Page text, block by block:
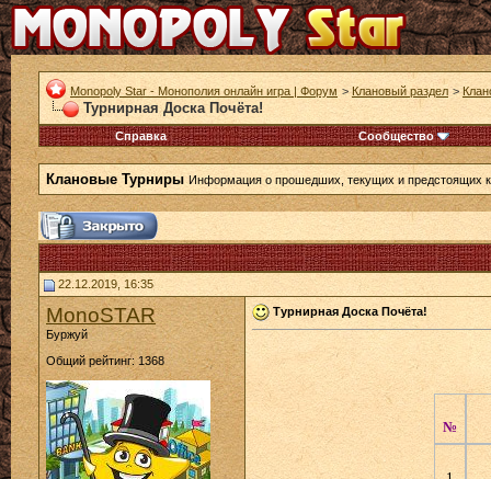
Monopoly Star - Монополия онлайн игра | Форум > Клановый раздел >
Турнирная Доска Почёта!
Справка Сообщество
Клановые Турниры Информация о прошедших, текущих и предстоящих
22.12.2019, 16:35
MonoSTAR
Буржуй
Общий рейтинг: 1368
Турнирная Доска Почёта!
№